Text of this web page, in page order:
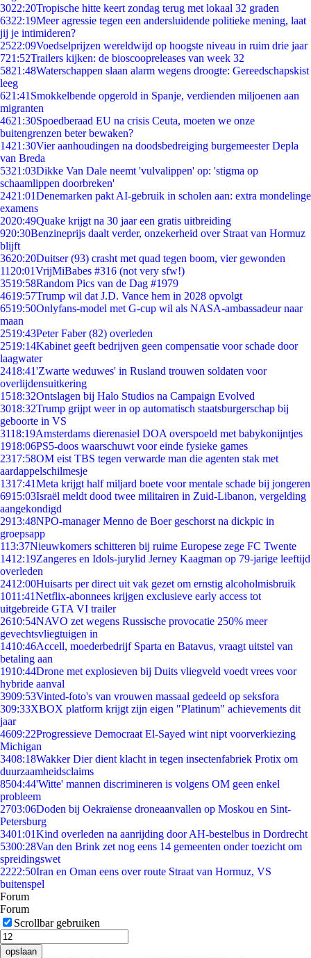
3022:20Tropische hitte keert zondag terug met lokaal 32 graden
6322:19Meer agressie tegen een andersluidende politieke mening, laat
jij je intimideren?
2522:09Voedselprijzen wereldwijd op hoogste niveau in ruim drie jaar
721:52Trailers kijken: de bioscoopreleases van week 32
5821:48Waterschappen slaan alarm wegens droogte: Gereedschapskist
leeg
621:41 Smokkelbende opgerold in Spanje, verdienden miljoenen aan
migranten
4621:30Spoedberaad EU na crisis Ceuta, moeten we onze
buitengrenzen beter bewaken?
1421:30Vier aanhoudingen na doodsbedreiging burgemeester Depla
van Breda
5321:03Dikke Van Dale neemt 'vulvalippen' op: 'stigma op
schaamlippen doorbreken'
2421:01Denemarken pakt AI-gebruik in scholen aan: extra mondelinge
examens
2020:49Quake krijgt na 30 jaar een gratis uitbreiding
920:30Benzineprijs daalt verder, onzekerheid over Straat van Hormuz
blijft
3620:20Duitser (93) crasht met quad tegen boom, vier gewonden
11 20:01VrijMiBabes #316 (not very sfw!)
3519:58Random Pics van de Dag #1979
4619:57Trump wil dat J.D. Vance hem in 2028 opvolgt
6519:50Onlyfans-model met G-cup wil als NASA-ambassadeur naar
maan
2519:43Peter Faber (82) overleden
2519:14Kabinet geeft bedrijven geen compensatie voor schade door
laagwater
2418:41'Zwarte weduwes' in Rusland trouwen soldaten voor
overlijdensuitkering
1518:32Ontslagen bij Halo Studios na Campaign Evolved
3018:32Trump grijpt weer in op automatisch staatsburgerschap bij
geboorte in VS
3118:19Amsterdams dierenasiel DOA overspoeld met babykonijntjes
1918:06PS5-doos waarschuwt voor einde fysieke games
2317:58OM eist TBS tegen verwarde man die agenten stak met
aardappelschilmesje
1317:41Meta krijgt half miljard boete voor mentale schade bij jongeren
6915:03Israël meldt dood twee militairen in Zuid-Libanon, vergelding
aangekondigd
2913:48NPO-manager Menno de Boer geschorst na dickpic in
groepsapp
113:37Nieuwkomers schitteren bij ruime Europese zege FC Twente
1412:19Zangeres en Idols-jurylid Jerney Kaagman op 79-jarige leeftijd
overleden
2412:00Huisarts per direct uit vak gezet om ernstig alcoholmisbruik
1011:41Netflix-abonnees krijgen exclusieve early access tot
uitgebreide GTA VI trailer
2610:54NAVO zet wegens Russische provocatie 250% meer
gevechtsvliegtuigen in
1410:46Accell, moederbedrijf Sparta en Batavus, vraagt uitstel van
betaling aan
1910:44Drone met explosieven bij Duits vliegveld voedt vrees voor
hybride aanval
3909:53Vinted-foto's van vrouwen massaal gedeeld op seksfora
309:33XBOX platform krijgt zijn eigen "Platinum" achievements dit
jaar
4609:22Progressieve Democraat El-Sayed wint nipt voorverkiezing
Michigan
3408:18Wakker Dier dient klacht in tegen insectenfabriek Protix om
duurzaamheidsclaims
8504:44'Witte' mannen discrimineren is volgens OM geen enkel
probleem
2703:06Doden bij Oekraïense droneaanvallen op Moskou en Sint-
Petersburg
3401:01Kind overleden na aanrijding door AH-bestelbus in Dordrecht
5300:28Van den Brink zet nog eens 14 gemeenten onder toezicht om
spreidingswet
2222:50Iran en Oman eens over route Straat van Hormuz, VS
buitenspel
Forum
Forum
Scrollbar gebruiken
opslaan